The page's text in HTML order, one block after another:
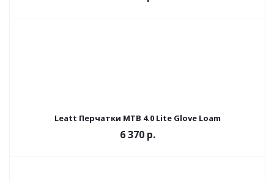
Leatt Перчатки MTB 4.0 Lite Glove Loam
6 370 р.